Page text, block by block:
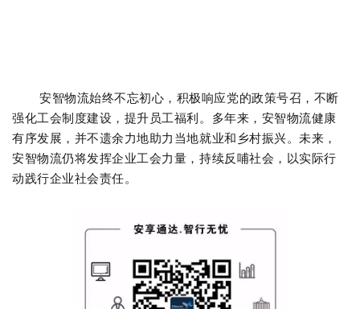
安智物流始终不忘初心，积极响应党的政策号召，不断
强化工会制度建设，提升员工福利。多年来，安智物流健康
有序发展，并不遗余力地助力当地就业和乡村振兴。未来，
安智物流仍将发挥企业工会力量，持续反哺社会，以实际行
动践行企业社会责任。